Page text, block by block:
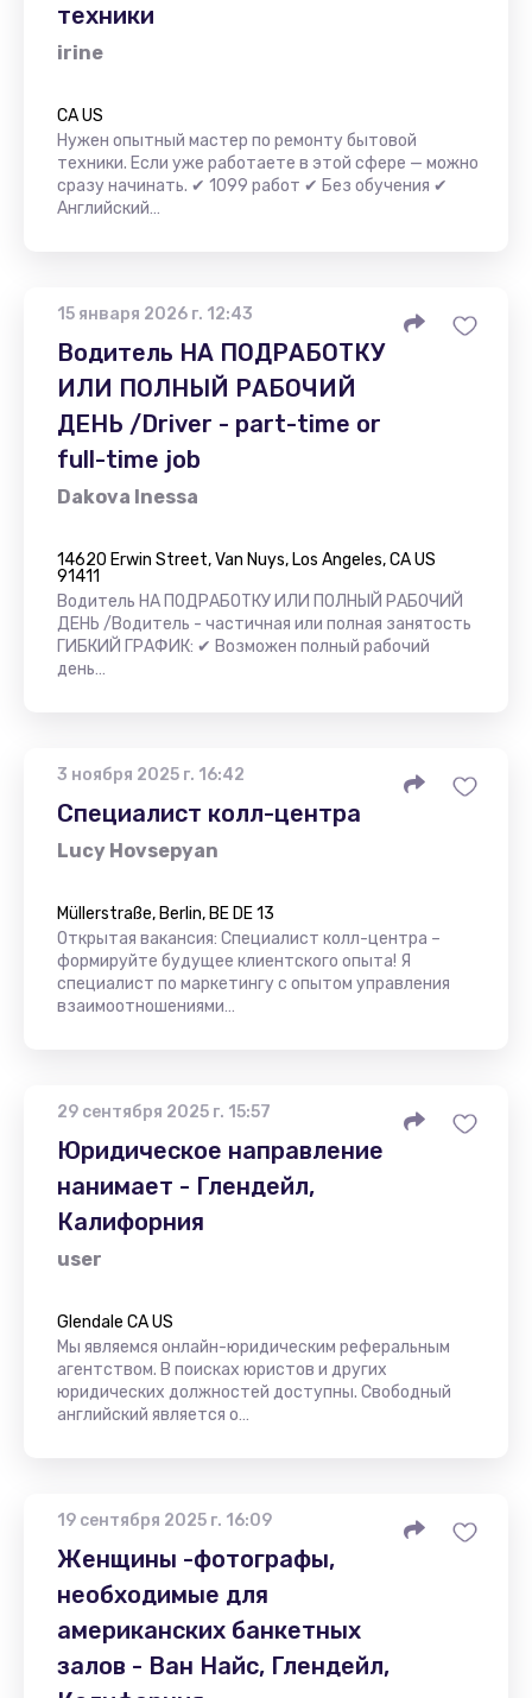
техники
irine
CA US
Нужен опытный мастер по ремонту бытовой
техники. Если уже работаете в этой сфере — можно
сразу начинать. ✔ 1099 работ ✔ Без обучения ✔
Английский…
15 января 2026 г. 12:43
Водитель НА ПОДРАБОТКУ
ИЛИ ПОЛНЫЙ РАБОЧИЙ
ДЕНЬ /Driver - part-time or
full-time job
Dakova Inessa
14620 Erwin Street, Van Nuys, Los Angeles, CA US
91411
Водитель НА ПОДРАБОТКУ ИЛИ ПОЛНЫЙ РАБОЧИЙ
ДЕНЬ /Водитель - частичная или полная занятость
ГИБКИЙ ГРАФИК: ✔ Возможен полный рабочий
день…
3 ноября 2025 г. 16:42
Специалист колл-центра
Lucy Hovsepyan
Müllerstraße, Berlin, BE DE 13
Открытая вакансия: Специалист колл-центра –
формируйте будущее клиентского опыта! Я
специалист по маркетингу с опытом управления
взаимоотношениями…
29 сентября 2025 г. 15:57
Юридическое направление
нанимает - Глендейл,
Калифорния
user
Glendale CA US
Мы являемся онлайн-юридическим реферальным
агентством. В поисках юристов и других
юридических должностей доступны. Свободный
английский является о…
19 сентября 2025 г. 16:09
Женщины -фотографы,
необходимые для
американских банкетных
залов - Ван Найс, Глендейл,